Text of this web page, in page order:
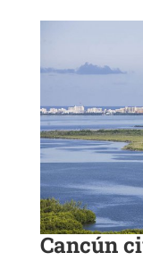
Cancún